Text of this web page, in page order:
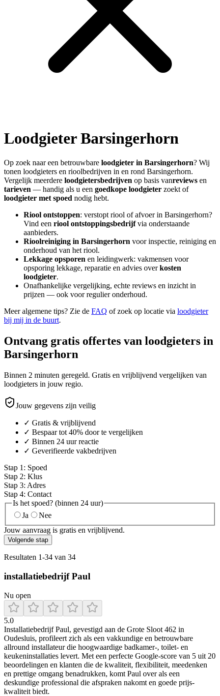
LoodgieterBarsingerhorn
Op zoek naar een betrouwbare loodgieter in Barsingerhorn? Wij
tonen loodgieters en rioolbedrijven in en rond Barsingerhorn.
Vergelijk meerdere loodgietersbedrijven op basis vanreviews en
tarieven — handig als u een goedkope loodgieter zoekt of
loodgieter met spoed nodig hebt.
Riool ontstoppen: verstopt riool of afvoer in Barsingerhorn?
Vind een riool ontstoppingsbedrijfvia onderstaande
aanbieders.
Rioolreiniging in Barsingerhorn voor inspectie, reiniging en
onderhoud van het riool.
Lekkage opsporen en leidingwerk: vakmensen voor
opsporing lekkage, reparatie en advies overkosten
loodgieter.
Onafhankelijke vergelijking, echte reviews en inzicht in
prijzen — ook voor regulier onderhoud.
Meer algemene tips? Zie de FAQ of zoek op locatie via loodgieter
bij mij in de buurt.
Ontvang gratis offertes van loodgieters in
Barsingerhorn
Binnen 2 minuten geregeld. Gratis en vrijblijvend vergelijken van
loodgieters in jouw regio.
Jouw gegevens zijn veilig
✓ Gratis & vrijblijvend
✓ Bespaar tot 40% door te vergelijken
✓ Binnen 24 uur reactie
✓ Geverifieerde vakbedrijven
Stap 1 : Spoed
Stap 2: Klus
Stap 3: Adres
Stap 4: Contact
Is het spoed? (binnen 24 uur)
Ja
Nee
Jouw aanvraag is gratis en vrijblijvend.
Volgende stap
Resultaten 1-34 van 34
installatiebedrijf Paul
Nu open
5.0
Installatiebedrijf Paul, gevestigd aan de Grote Sloot 462 in
Oudesluis, profileert zich als een vakkundige en betrouwbare
allround installateur die hoogwaardige badkamer-, toilet- en
keukeninstallaties levert. Met een perfecte Google-score van 5 uit 20
beoordelingen en klanten die de kwaliteit, flexibiliteit, meedenken
en prettige omgang benadrukken, komt Paul over als een
deskundige professional die afspraken nakomt en goede prijs-
kwaliteit biedt.